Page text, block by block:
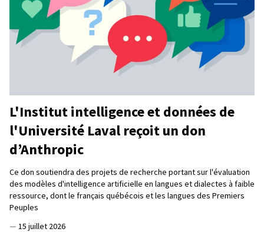
L'Institut intelligence et données de
l'Université Laval reçoit un don
d’Anthropic
Ce don soutiendra des projets de recherche portant sur l'évaluation
des modèles d'intelligence artificielle en langues et dialectes à faible
ressource, dont le français québécois et les langues des Premiers
Peuples
— 15 juillet 2026